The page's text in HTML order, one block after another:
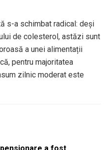
s-a schimbat radical: deși
de colesterol, astăzi sunt
a unei alimentații
pentru majoritatea
zilnic moderat este